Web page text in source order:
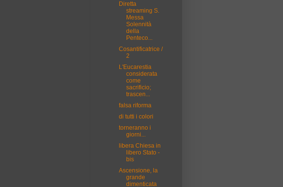
Diretta
streaming S.
Messa
Solennità
della
Penteco...
Cosantificatrice /
2
L'Eucarestia
considerata
come
sacrificio;
trascen...
falsa riforma
di tutti i colori
torneranno i
giorni...
libera Chiesa in
libero Stato -
bis
Ascensione, la
grande
dimenticata